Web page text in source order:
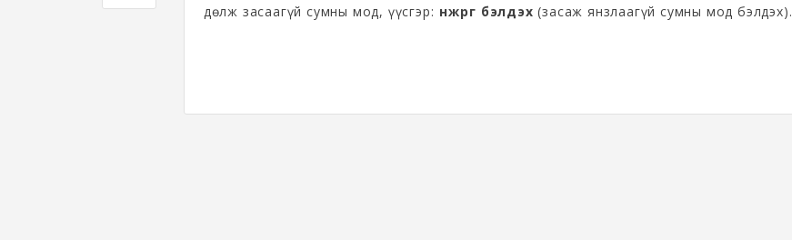
Өдөлж засаагүй сумны мод, үүсгэр: өнжрөг бэлдэх (засаж янзлаагүй сумны мод бэлдэх).